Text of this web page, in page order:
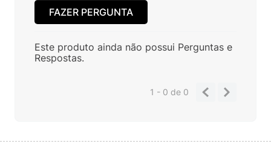
FAZER PERGUNTA
Este produto ainda não possui Perguntas e
Respostas.
1 - 0de 0